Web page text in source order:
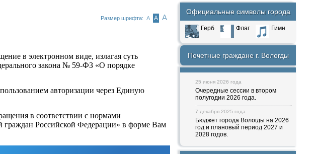
Размер шрифта: А А А
в электронном виде, излагая суть
закона № 59-ФЗ «О порядке
авторизации через Единую
в соответствии с нормами
граждан Российской Федерации» в форме Вам
Официальные символы города
Герб Флаг Гимн
Почетные граждане г. Вологды
25 июня 2026 года
Очередные сессии в втором
полугодии 2026 года.
7 декабря 2025 года
Бюджет города Вологды на 2026
год и плановый период 2027 и
2028 годов.